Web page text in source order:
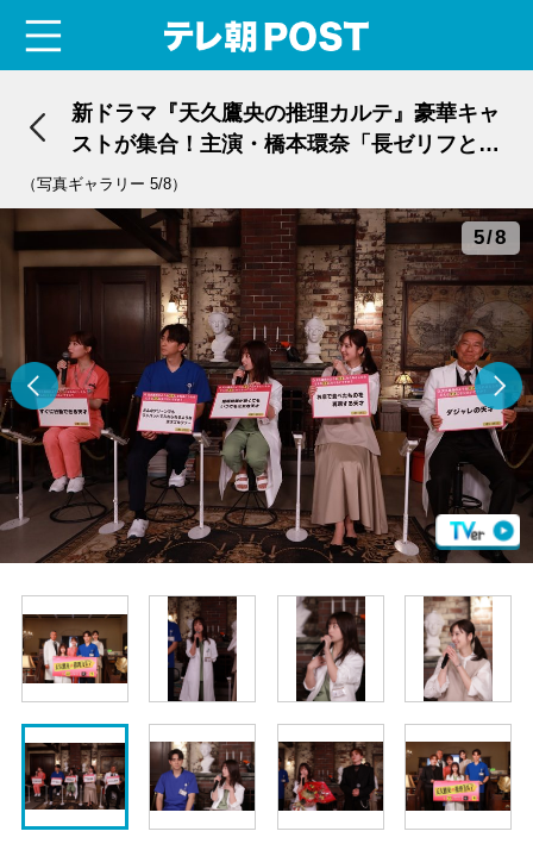
新ドラマ『天久鷹央の推理カルテ』豪華キャ
ストが集合！主演・橋本環奈「長ゼリフと毎
日格闘」
（写真ギャラリー 5/8）
5/8